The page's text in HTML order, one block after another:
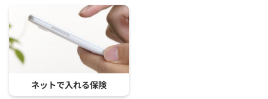
ネットで入れる保険